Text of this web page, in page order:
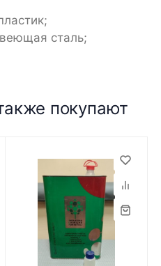
сталь;
покупают